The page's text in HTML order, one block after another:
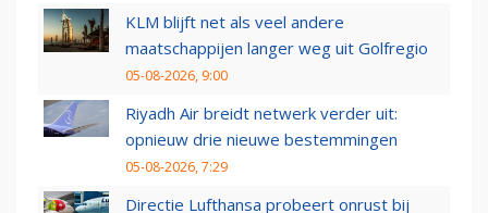
KLM blijft net als veel andere
maatschappijen langer weg uit Golfregio
05-08-2026, 9:00
Riyadh Air breidt netwerk verder uit:
opnieuw drie nieuwe bestemmingen
05-08-2026, 7:29
Directie Lufthansa probeert onrust bij